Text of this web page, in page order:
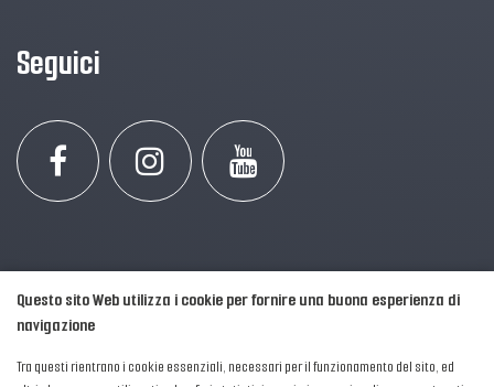
Seguici
Questo sito Web utilizza i cookie per fornire una buona esperienza di
navigazione
Tra questi rientrano i cookie essenziali, necessari per il funzionamento del sito, ed